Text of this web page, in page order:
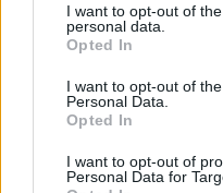
not limited to your visit or
grant or deny consent to
use your data for below
consent section.
I want to opt-out of
personal data.
Opted In
I want to opt-out of
Personal Data.
Opted In
I want to opt-out of
Personal Data for
Grace bólintott. Az
„Bocsáss meg, drága.
Grace átölelte. Akkor
mellett élnek, hanem